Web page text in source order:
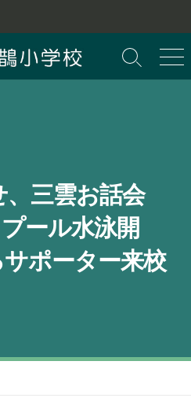
検
索
メ
ニ
、三雲お話会
プール水泳開
ポーター来校